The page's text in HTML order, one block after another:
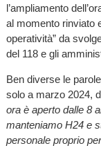
l’ampliamento
al momento rinviato
operatività” da
del 118 e gli
Ben diverse le
solo a marzo 2024,
ora è aperto dalle 8
manteniamo H24 e
personale proprio